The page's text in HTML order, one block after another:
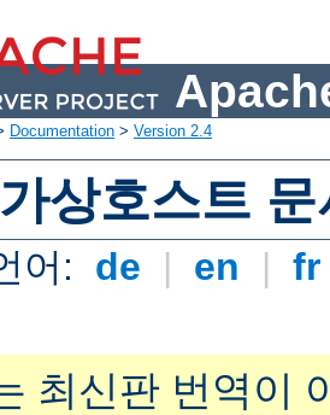
Documentation > Version 2.4
상호스트 문
어: de | en |
최신판 번역이